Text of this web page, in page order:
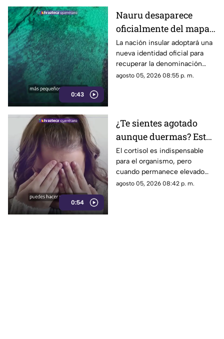
0:43
Nauru desaparece
oficialmente del mapa:
el pequeño país cambia
de nombre
La nación insular adoptará una
nueva identidad oficial para
recuperar la denominación
utilizada por sus propios
agosto 05, 2026 08:55 p. m.
0:54
¿Te sientes agotado
aunque duermas? Estos
hábitos pueden ayudar
a regular el cortisol
El cortisol es indispensable
para el organismo, pero
cuando permanece elevado
por largos periodos puede
agosto 05, 2026 08:42 p. m.